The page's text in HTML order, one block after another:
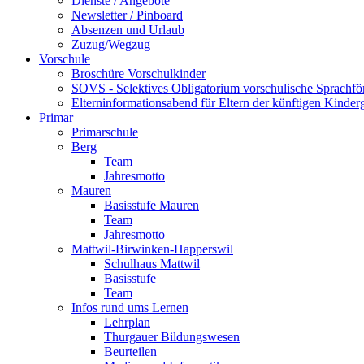
Newsletter / Pinboard
Absenzen und Urlaub
Zuzug/Wegzug
Vorschule
Broschüre Vorschulkinder
SOVS - Selektives Obligatorium vorschulische
Elterninformationsabend für Eltern der künftigen
Primar
Primarschule
Berg
Team
Jahresmotto
Mauren
Basisstufe Mauren
Team
Jahresmotto
Mattwil-Birwinken-Happerswil
Schulhaus Mattwil
Basisstufe
Team
Infos rund ums Lernen
Lehrplan
Thurgauer Bildungswesen
Beurteilen